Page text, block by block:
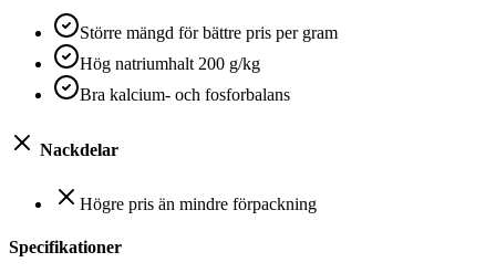
Större mängd för bättre pris per gram
Hög natriumhalt 200 g/kg
Bra kalcium- och fosforbalans
Nackdelar
Högre pris än mindre förpackning
Specifikationer